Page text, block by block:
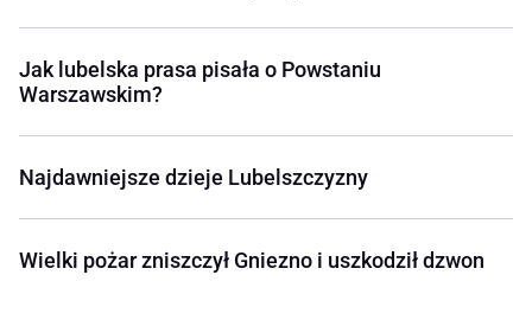
Jak lubelska prasa pisała o Powstaniu
Warszawskim?
Najdawniejsze dzieje Lubelszczyzny
Wielki pożar zniszczył Gniezno i uszkodził dzwon